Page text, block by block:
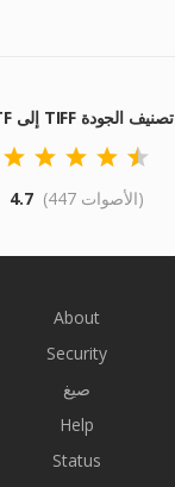
OTF إلى TIFF تصنيف الجودة
4.7 (447 الأصوات)
About
Security
صيغ
Help
Status